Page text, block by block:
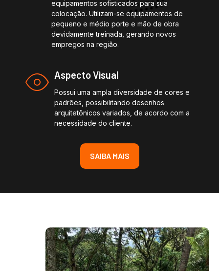
equipamentos sofisticados para sua
colocação. Utilizam-se equipamentos de
pequeno e médio porte e mão de obra
devidamente treinada, gerando novos
empregos na região.
Aspecto Visual
Possui uma ampla diversidade de cores e
padrões, possibilitando desenhos
arquitetônicos variados, de acordo com a
necessidade do cliente.
SAIBA MAIS